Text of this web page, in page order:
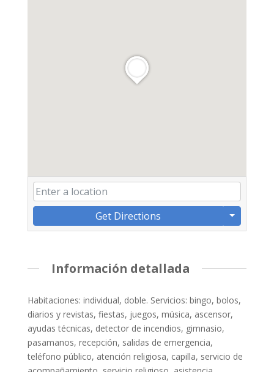
Get Directions
Información detallada
Habitaciones: individual, doble. Servicios: bingo, bolos,
diarios y revistas, fiestas, juegos, música, ascensor,
ayudas técnicas, detector de incendios, gimnasio,
pasamanos, recepción, salidas de emergencia,
teléfono público, atención religiosa, capilla, servicio de